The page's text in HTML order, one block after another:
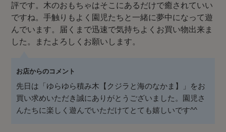
評です。木のおもちゃはそこにあるだけで癒されていい
ですね。手触りもよく園児たちと一緒に夢中になって遊
んでいます。届くまで迅速で気持ちよくお買い物出来ま
した。またよろしくお願いします。
お店からのコメント
先日は「ゆらゆら積み木【クジラと海のなかま】」をお
買い求めいただき誠にありがとうございました。園児さ
んたちに楽しく遊んでいただけてとても嬉しいです^^